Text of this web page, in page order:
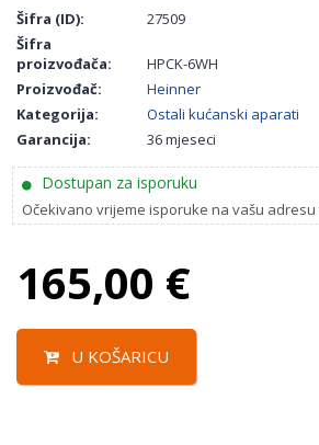
Šifra (ID):
27509
Šifra
proizvođača:
HPCK-6WH
Proizvođač:
Heinner
Kategorija:
Ostali kućanski aparati
Garancija:
36 mjeseci
Dostupan za isporuku
Očekivano vrijeme isporuke na vašu adresu
165,00 €
U KOŠARICU